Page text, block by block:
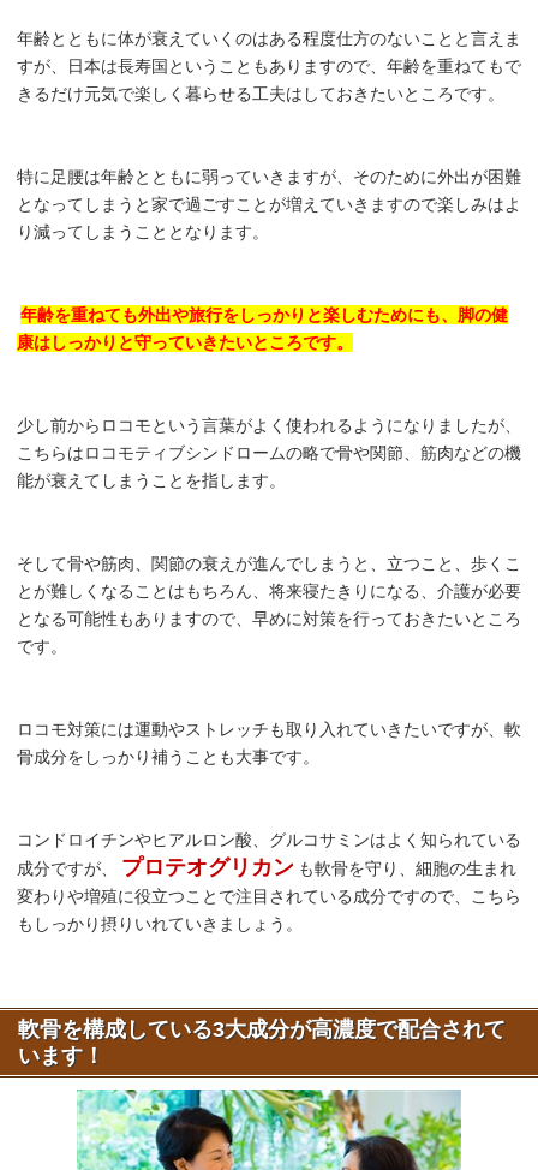
年齢とともに体が衰えていくのはある程度仕方のないことと言えま
すが、日本は長寿国ということもありますので、年齢を重ねてもで
きるだけ元気で楽しく暮らせる工夫はしておきたいところです。
特に足腰は年齢とともに弱っていきますが、そのために外出が困難
となってしまうと家で過ごすことが増えていきますので楽しみはよ
り減ってしまうこととなります。
年齢を重ねても外出や旅行をしっかりと楽しむためにも、脚の健
康はしっかりと守っていきたいところです。
少し前からロコモという言葉がよく使われるようになりましたが、
こちらはロコモティブシンドロームの略で骨や関節、筋肉などの機
能が衰えてしまうことを指します。
そして骨や筋肉、関節の衰えが進んでしまうと、立つこと、歩くこ
とが難しくなることはもちろん、将来寝たきりになる、介護が必要
となる可能性もありますので、早めに対策を行っておきたいところ
です。
ロコモ対策には運動やストレッチも取り入れていきたいですが、軟
骨成分をしっかり補うことも大事です。
コンドロイチンやヒアルロン酸、グルコサミンはよく知られている
成分ですが、
プロテオグリカン も軟骨を守り、細胞の生まれ
変わりや増殖に役立つことで注目されている成分ですので、こちら
もしっかり摂りいれていきましょう。
軟骨を構成している3大成分が高濃度で配合されて
います！